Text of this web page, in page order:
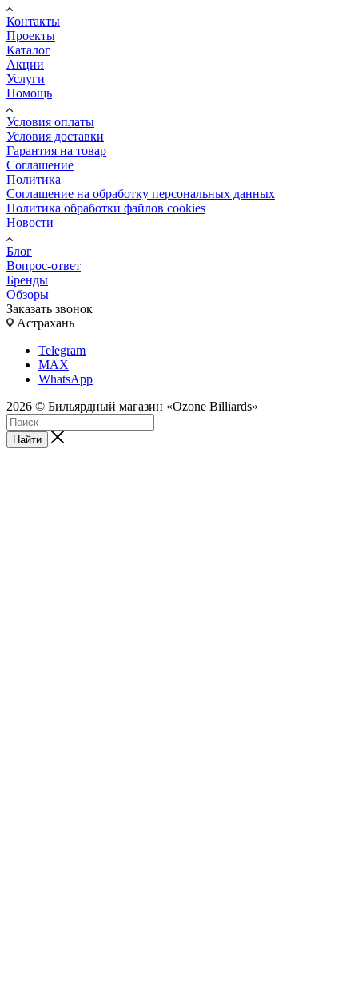
Контакты
Проекты
Каталог
Акции
Услуги
Помощь
Условия оплаты
Условия доставки
Гарантия на товар
Соглашение
Политика
Соглашение на обработку персональных данных
Политика обработки файлов cookies
Новости
Блог
Вопрос-ответ
Бренды
Обзоры
Заказать звонок
Астрахань
Telegram
MAX
WhatsApp
2026 © Бильярдный магазин «Ozone Billiards»
Найти